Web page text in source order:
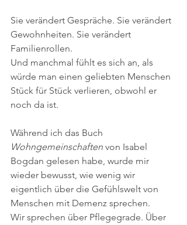
Sie verändert Gespräche. Sie verändert
Gewohnheiten. Sie verändert
Familienrollen.
Und manchmal fühlt es sich an, als
würde man einen geliebten Menschen
Stück für Stück verlieren, obwohl er
noch da ist.
Während ich das Buch
Wohngemeinschaften von Isabel
Bogdan gelesen habe, wurde mir
wieder bewusst, wie wenig wir
eigentlich über die Gefühlswelt von
Menschen mit Demenz sprechen.
Wir sprechen über Pflegegrade. Über